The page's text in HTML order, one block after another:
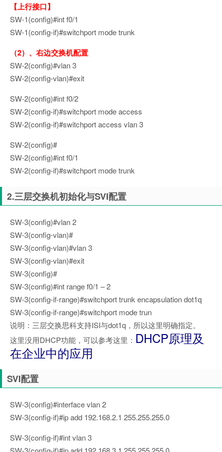
【上行接口】
SW-1(config)#int f0/1
SW-1(config-if)#switchport mode trunk
（2）、右边交换机配置
SW-2(config)#vlan 3
SW-2(config-vlan)#exit
SW-2(config)#int f0/2
SW-2(config-if)#switchport mode access
SW-2(config-if)#switchport access vlan 3
SW-2(config)#
SW-2(config)#int f0/1
SW-2(config-if)#switchport mode trunk
2.三层交换机初始化与SVI配置
SW-3(config)#vlan 2
SW-3(config-vlan)#
SW-3(config-vlan)#vlan 3
SW-3(config-vlan)#exit
SW-3(config)#
SW-3(config)#int range f0/1 – 2
SW-3(config-if-range)#switchport trunk encapsulation dot1q
SW-3(config-if-range)#switchport mode trun
说明：三层交换思科支持ISI与dot1q，所以这里明确指定。
这里没用DHCP功能，可以参考这里： DHCP原理及
在企业中的应用
SVI配置
SW-3(config)#interface vlan 2
SW-3(config-if)#ip add 192.168.2.1 255.255.255.0
SW-3(config-if)#int vlan 3